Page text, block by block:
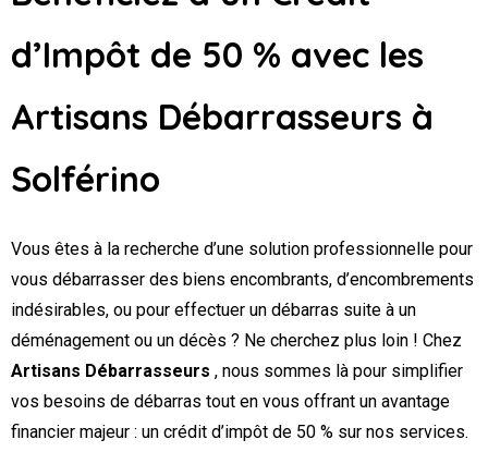
d’Impôt de 50 % avec les
Artisans Débarrasseurs à
Solférino
Vous êtes à la recherche d’une solution professionnelle pour
vous débarrasser des biens encombrants, d’encombrements
indésirables, ou pour effectuer un débarras suite à un
déménagement ou un décès ? Ne cherchez plus loin ! Chez
Artisans Débarrasseurs , nous sommes là pour simplifier
vos besoins de débarras tout en vous offrant un avantage
financier majeur : un crédit d’impôt de 50 % sur nos services.